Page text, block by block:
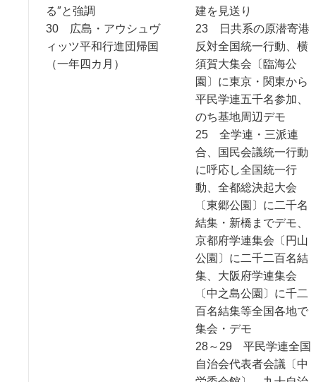
る″と強調
30 広島・アウシュヴ
ィッツ平和行進団帰国
（一年四カ月）
建を見送り
23 日共系の原潜寄港
反対全国統一行動、横
須賀大集会〔臨海公
園〕に東京・関東から
平民学連五千名参加、
のち基地周辺デモ
25 全学連・三派連
合、国民会議統一行動
に呼応し全国統一行
動、全都総決起大会
〔東郷公園〕に二千名
結集・新橋までデモ、
京都府学連集会〔円山
公園〕に二千二百名結
集、大阪府学連集会
〔中之島公園〕に千二
百名結集等全国各地で
集会・デモ
28～29 平民学連全国
自治会代表者会議〔中